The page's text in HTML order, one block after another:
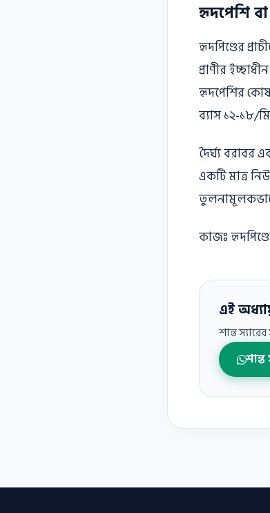
হৃদপেশি
হৃদপিণ্ডের
প্রাণীর
হৃদপেশির
ব্যাস ১২-১৮/মি
দৈর্ঘ্য বরাবর
একটি মাত্র
কাজঃ
এই
শান্ত